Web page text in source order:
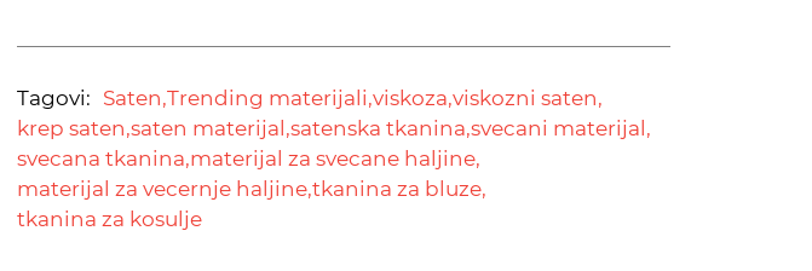
Tagovi: Saten,Trending materijali,viskoza,viskozni saten,
krep saten,saten materijal,satenska tkanina,svecani materijal,
svecana tkanina,materijal za svecane haljine,
materijal za vecernje haljine,tkanina za bluze,
tkanina za kosulje